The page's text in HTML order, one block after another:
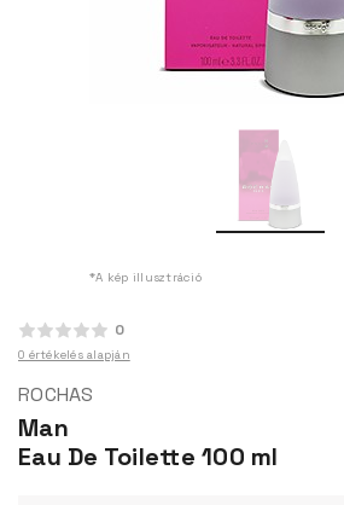
*A kép illusztráció
0
0 értékelés alapján
ROCHAS
Man
Eau De Toilette 100 ml